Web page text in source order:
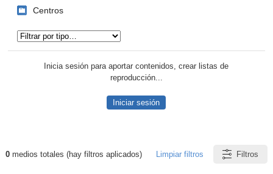
Centros
Inicia sesión para aportar contenidos, crear listas de
reproducción...
Iniciar sesión
Resultados de: platillos
0medios totales (hay filtros aplicados) Limpiar filtros Filtros